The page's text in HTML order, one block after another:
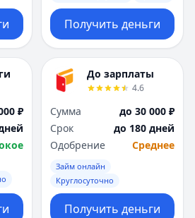
Получить деньги
₽
До зарплаты
4.6
Сумма
до 30 000 ₽
Срок
до 180 дней
Одобрение
Среднее
Займ онлайн
Круглосуточно
Получить деньги